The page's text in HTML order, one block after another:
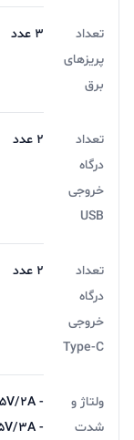
تعداد
پریزهای
برق
3 عدد
تعداد
درگاه
خروجی
USB
2 عدد
تعداد
درگاه
خروجی
Type-C
2 عدد
ولتاژ و
شدت
2A -
3A -